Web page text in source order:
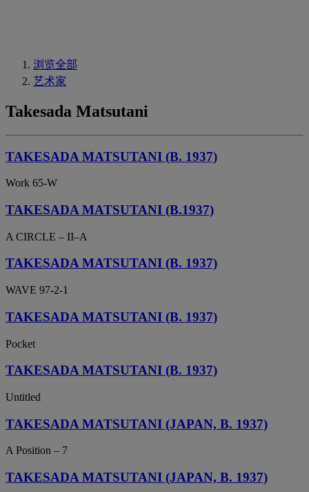
浏览全部
艺术家
Takesada Matsutani
TAKESADA MATSUTANI (B. 1937)
Work 65-W
TAKESADA MATSUTANI (B.1937)
A CIRCLE – II–A
TAKESADA MATSUTANI (B. 1937)
WAVE 97-2-1
TAKESADA MATSUTANI (B. 1937)
Pocket
TAKESADA MATSUTANI (B. 1937)
Untitled
TAKESADA MATSUTANI (JAPAN, B. 1937)
A Position – 7
TAKESADA MATSUTANI (JAPAN, B. 1937)